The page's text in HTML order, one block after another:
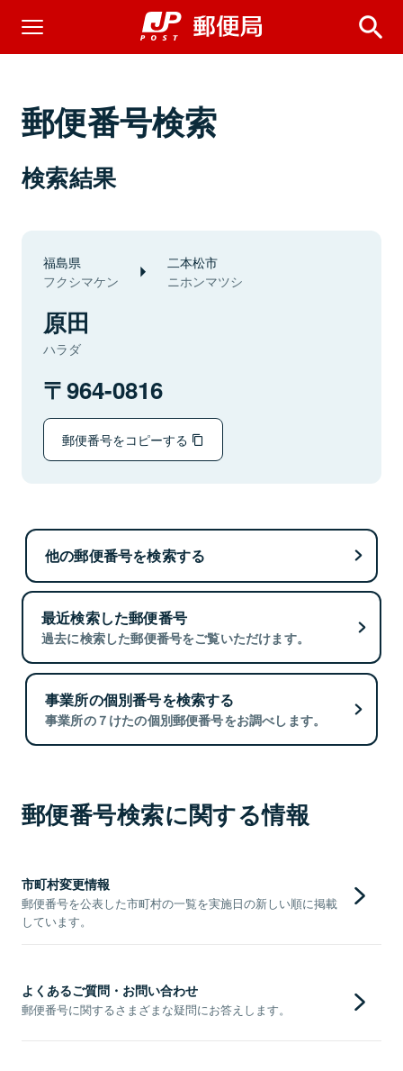
郵便番号検索
検索結果
福島県
フクシマケン
二本松市
ニホンマツシ
原田
ハラダ
964-0816
郵便番号をコピーする
他の郵便番号を検索する
最近検索した郵便番号
過去に検索した郵便番号をご覧いただけます。
事業所の個別番号を検索する
事業所の７けたの個別郵便番号をお調べします。
郵便番号検索に関する情報
市町村変更情報
郵便番号を公表した市町村の一覧を実施日の新しい順に掲載
しています。
よくあるご質問・お問い合わせ
郵便番号に関するさまざまな疑問にお答えします。